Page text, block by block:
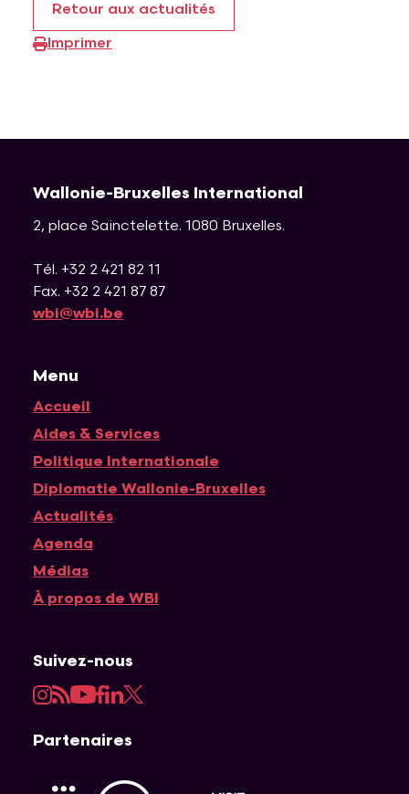
Retour aux actualités
Imprimer
Wallonie-Bruxelles International
2, place Sainctelette. 1080 Bruxelles.
Tél. +32 2 421 82 11
Fax. +32 2 421 87 87
wbi@wbi.be
Menu
Accueil
Navigation principale
Aides & Services
Politique Internationale
Diplomatie Wallonie-Bruxelles
Actualités
Agenda
Médias
À propos de WBI
Suivez-nous
Instagram
RSSYouTube
Facebook
LinkedIn
Twitter
Partenaires
AWEX